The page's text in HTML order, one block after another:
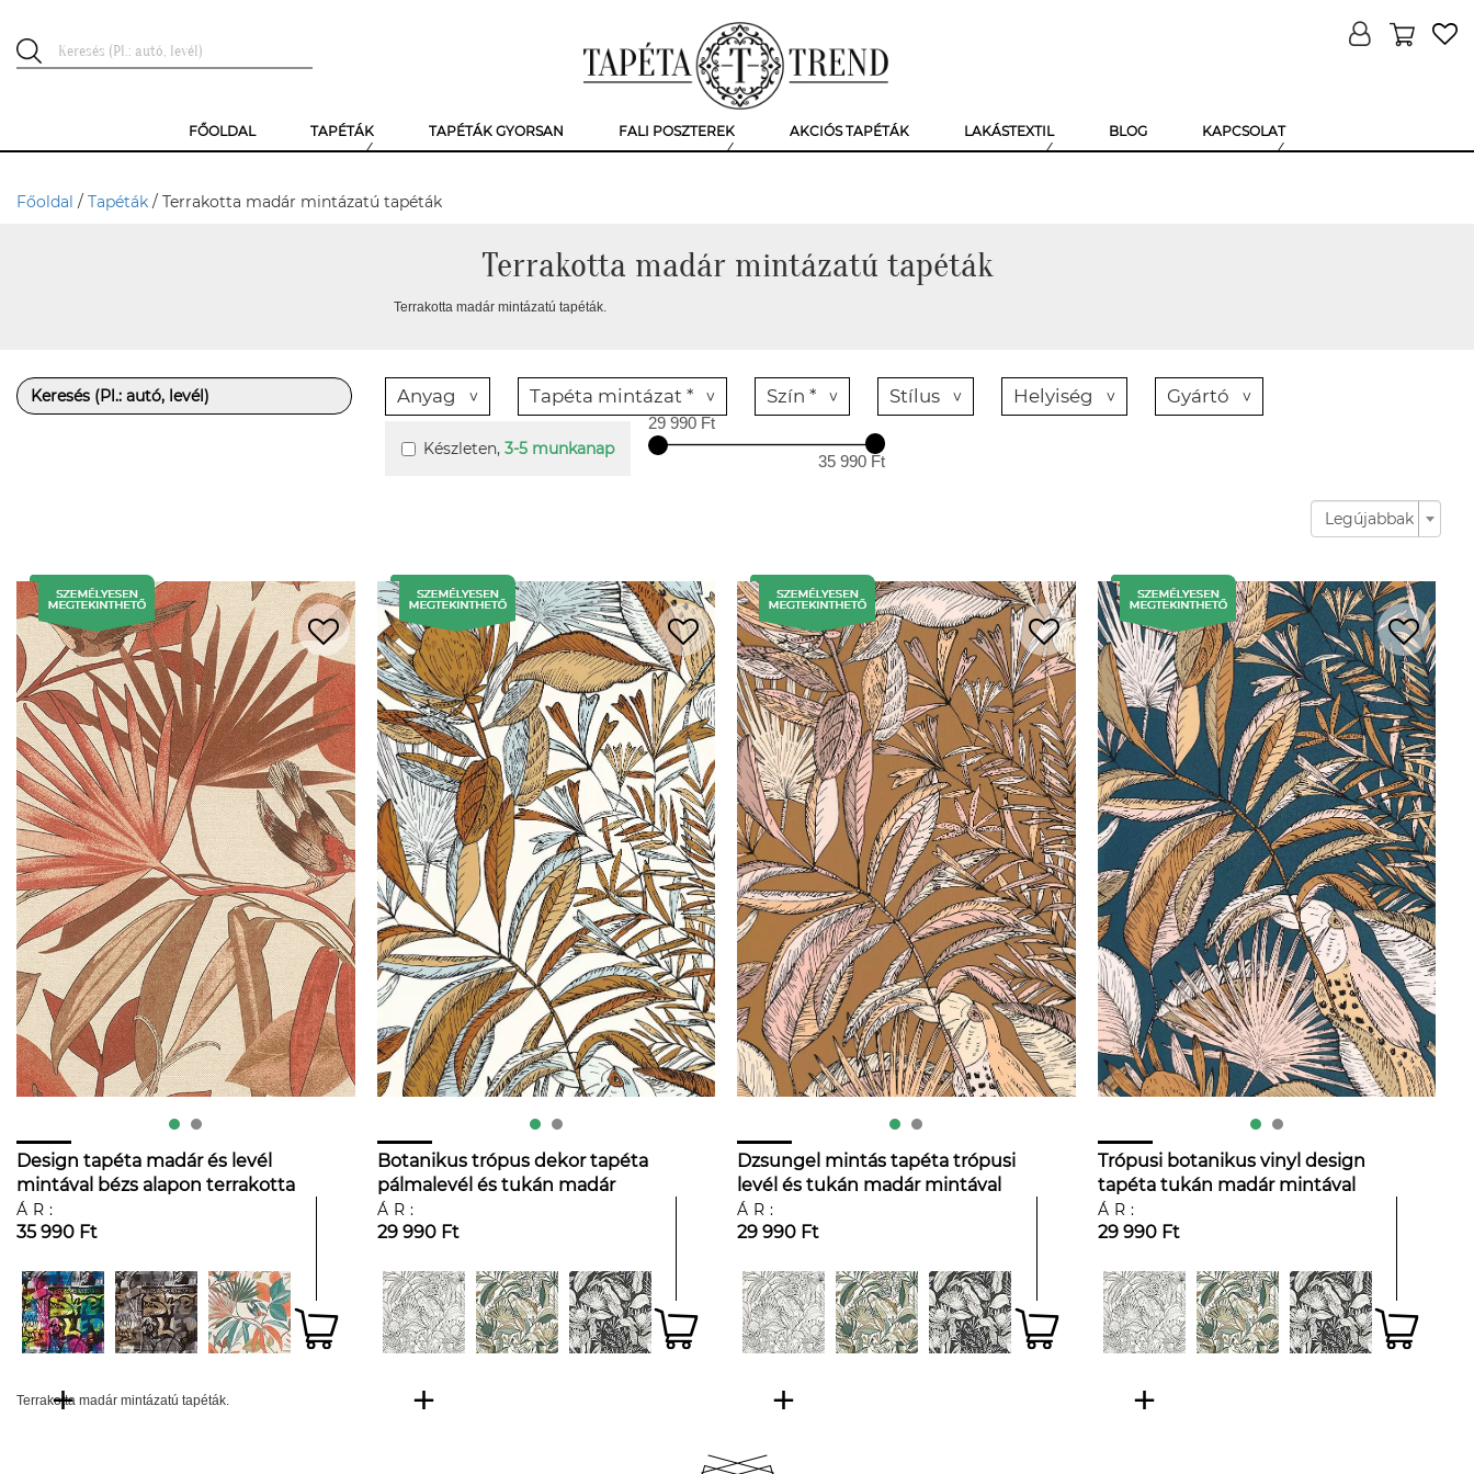
FŐOLDAL TAPÉTÁK TAPÉTÁK GYORSAN FALI POSZTEREK AKCIÓS TAPÉTÁK LAKÁSTEXTIL BLOG KAPCSOLAT
Főoldal / Tapéták / Terrakotta madár mintázatú tapéták
Terrakotta madár mintázatú tapéták
Terrakotta madár mintázatú tapéták.
Anyag Tapéta mintázat * Szín * Stílus Helyiség Gyártó
Készleten, 3-5 munkanap
29 990 Ft
35 990 Ft
Legújabbak
Design tapéta madár és levél
mintával bézs alapon terrakotta
színben
ÁR:
35 990 Ft
Botanikus trópus dekor tapéta
pálmalevél és tukán madár
mintával
ÁR:
29 990 Ft
Dzsungel mintás tapéta trópusi
levél és tukán madár mintával
terrakotta színben
ÁR:
29 990 Ft
Trópusi botanikus vinyl design
tapéta tukán madár mintával
ÁR:
29 990 Ft
Terrakotta madár mintázatú tapéták.